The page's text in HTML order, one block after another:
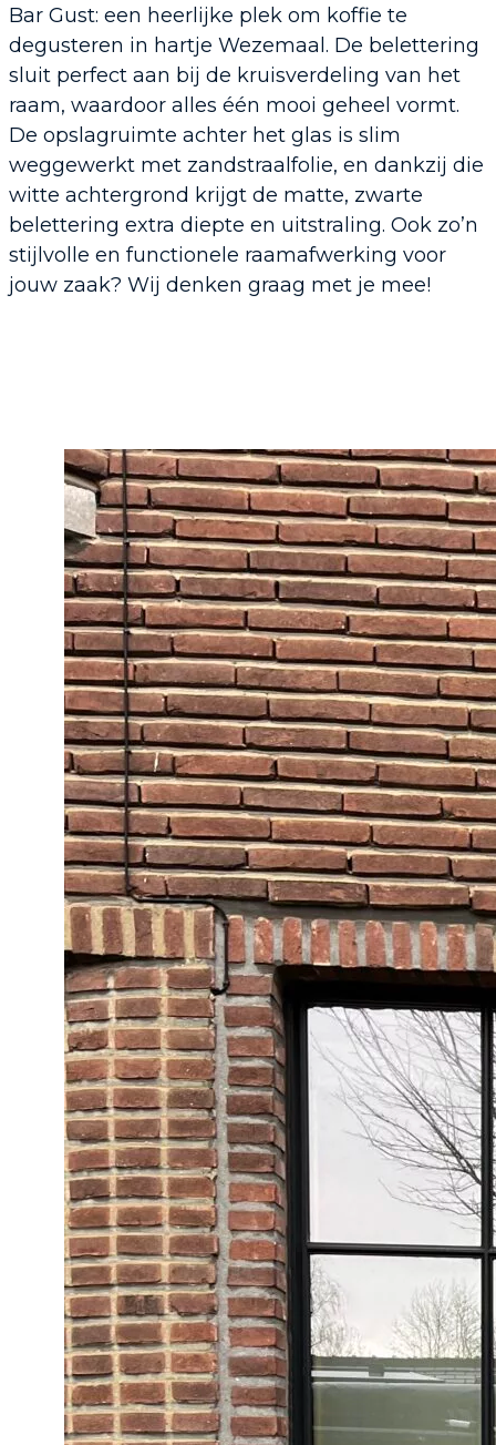
Bar Gust: een heerlijke plek om koffie te
degusteren in hartje Wezemaal. De belettering
sluit perfect aan bij de kruisverdeling van het
raam, waardoor alles één mooi geheel vormt.
De opslagruimte achter het glas is slim
weggewerkt met zandstraalfolie, en dankzij die
witte achtergrond krijgt de matte, zwarte
belettering extra diepte en uitstraling. Ook zo’n
stijlvolle en functionele raamafwerking voor
jouw zaak? Wij denken graag met je mee!